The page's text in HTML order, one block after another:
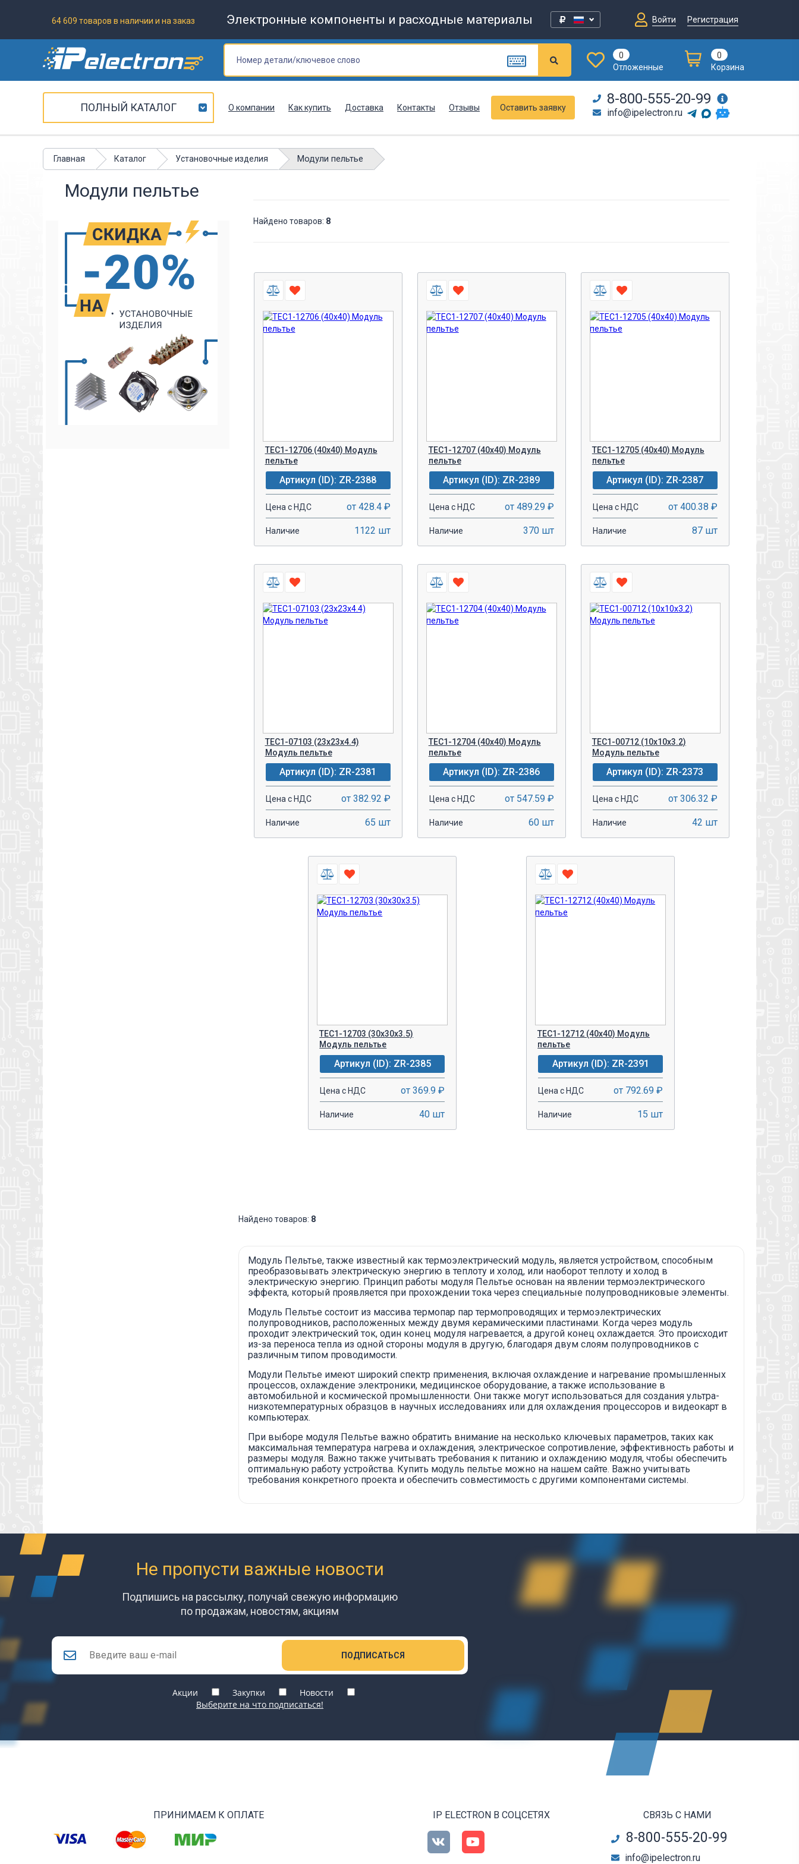
64 609 товаров в наличии и на заказ Электронные компоненты и расходные материалы Войти Регистрация
0
Отложенные
0
Корзина
ПОЛНЫЙ КАТАЛОГ О компании Как купить Доставка Контакты Отзывы Оставить заявку
8-800-555-20-99
info@ipelectron.ru
Главная Каталог Установочные изделия Модули пельтье
Модули пельтье
Найдено товаров: 8
TEC1-12706 (40x40) Модуль
пельтье
Артикул (ID): ZR-2388
Цена с НДС от 428.4 ₽
Наличие 1122 шт
TEC1-12707 (40x40) Модуль
пельтье
Артикул (ID): ZR-2389
Цена с НДС от 489.29 ₽
Наличие 370 шт
TEC1-12705 (40x40) Модуль
пельтье
Артикул (ID): ZR-2387
Цена с НДС от 400.38 ₽
Наличие 87 шт
TEC1-07103 (23x23x4.4)
Модуль пельтье
Артикул (ID): ZR-2381
Цена с НДС от 382.92 ₽
Наличие 65 шт
TEC1-12704 (40x40) Модуль
пельтье
Артикул (ID): ZR-2386
Цена с НДС от 547.59 ₽
Наличие 60 шт
TEC1-00712 (10x10x3.2)
Модуль пельтье
Артикул (ID): ZR-2373
Цена с НДС от 306.32 ₽
Наличие 42 шт
TEC1-12703 (30x30x3.5)
Модуль пельтье
Артикул (ID): ZR-2385
Цена с НДС от 369.9 ₽
Наличие 40 шт
TEC1-12712 (40x40) Модуль
пельтье
Артикул (ID): ZR-2391
Цена с НДС от 792.69 ₽
Наличие 15 шт
Найдено товаров: 8
Модуль Пельтье, также известный как термоэлектрический модуль, является устройством, способным
преобразовывать электрическую энергию в теплоту и холод, или наоборот теплоту и холод в
электрическую энергию. Принцип работы модуля Пельтье основан на явлении термоэлектрического
эффекта, который проявляется при прохождении тока через специальные полупроводниковые элементы.
Модуль Пельтье состоит из массива термопар пар термопроводящих и термоэлектрических
полупроводников, расположенных между двумя керамическими пластинами. Когда через модуль
проходит электрический ток, один конец модуля нагревается, а другой конец охлаждается. Это происходит
из-за переноса тепла из одной стороны модуля в другую, благодаря двум слоям полупроводников с
различным типом проводимости.
Модули Пельтье имеют широкий спектр применения, включая охлаждение и нагревание промышленных
процессов, охлаждение электроники, медицинское оборудование, а также использование в
автомобильной и космической промышленности. Они также могут использоваться для создания ультра-
низкотемпературных образцов в научных исследованиях или для охлаждения процессоров и видеокарт в
компьютерах.
При выборе модуля Пельтье важно обратить внимание на несколько ключевых параметров, таких как
максимальная температура нагрева и охлаждения, электрическое сопротивление, эффективность работы и
размеры модуля. Важно также учитывать требования к питанию и охлаждению модуля, чтобы обеспечить
оптимальную работу устройства. Купить модуль пельтье можно на нашем сайте. Важно учитывать
требования конкретного проекта и обеспечить совместимость с другими компонентами системы.
Не пропусти важные новости
Подпишись на рассылку, получай свежую информацию
по продажам, новостям, акциям
ПОДПИСАТЬСЯ
Акции Закупки
Новости
Выберите на что подписаться!
ПРИНИМАЕМ К ОПЛАТЕ IP ELECTRON В СОЦСЕТЯХ СВЯЗЬ С НАМИ
8-800-555-20-99
info@ipelectron.ru